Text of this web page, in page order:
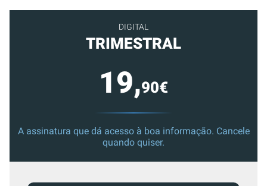
DIGITAL
TRIMESTRAL
19,90€
A assinatura que dá acesso à boa informação. Cancele
quando quiser.